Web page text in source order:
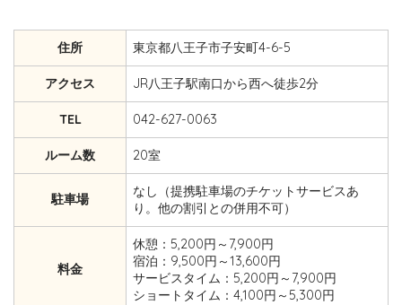
住所 東京都八王子市子安町4-6-5
アクセス JR八王子駅南口から西へ徒歩2分
TEL 042-627-0063
ルーム数 20室
駐車場
なし（提携駐車場のチケットサービスあ
り。他の割引との併用不可）
料金
休憩：5,200円～7,900円
宿泊：9,500円～13,600円
サービスタイム：5,200円～7,900円
ショートタイム：4,100円～5,300円